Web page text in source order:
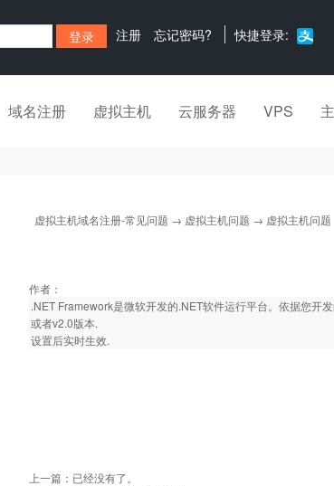
注册 忘记密码? 快捷登录:
域名注册 虚拟主机 云服务器 VPS
虚拟主机域名注册-常见问题 → 虚拟主机问题 → 虚拟主机问题
作者：
.NET Framework是微软开发的.NET软件运行平台。依据您开
或者v2.0版本.
设置后实时生效.
上一篇：已经没有了。